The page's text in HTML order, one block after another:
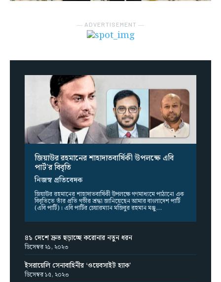
― ADVERTISEMENT ―
জিয়াউর রহমানের শাহাদাতবার্ষিকী উপলক্ষে এবি
পার্ট’র বিবৃতি
নিজস্ব প্রতিবেদক
জিয়াউর রহমানের শাহাদাতবার্ষিকী উপলক্ষে গণমাধ্যমে পাঠানো এক
বিবৃতিতে তাঁর প্রতি গভীর শ্রদ্ধা জানিয়েছেন আমার বাংলাদেশ পার্টি
(এবি পার্টি)। এবি পার্টির চেয়ারম্যান মজিবুর রহমান মঞ্জু...
৪১ দেশে দ্রুত ছড়াচ্ছে করোনার নতুন ধরন
ডিসেম্বর ২১, ২০২৩
ইসরায়েলি সেনাবাহিনীর ‘ওয়েবসাইট হ্যাক’
ডিসেম্বর ১৫, ২০২৩